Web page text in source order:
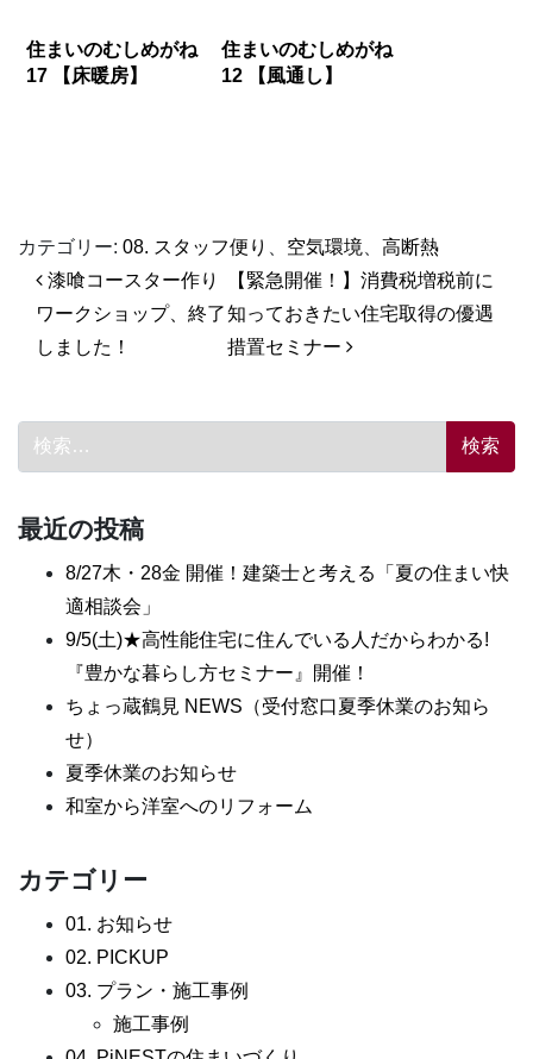
住まいのむしめがね
17 【床暖房】
住まいのむしめがね
12 【風通し】
カテゴリー: 08. スタッフ便り 空気環境 高断熱
投稿ナビゲーション
漆喰コースター作り
ワークショップ、終了
しました！
【緊急開催！】消費税増税前に
知っておきたい住宅取得の優遇
措置セミナー
検索:
最近の投稿
8/27木・28金 開催！建築士と考える「夏の住まい快
適相談会」
9/5(土)★高性能住宅に住んでいる人だからわかる!
『豊かな暮らし方セミナー』開催！
ちょっ蔵鶴見 NEWS（受付窓口夏季休業のお知ら
せ）
夏季休業のお知らせ
和室から洋室へのリフォーム
カテゴリー
01. お知らせ
02. PICKUP
03. プラン・施工事例
施工事例